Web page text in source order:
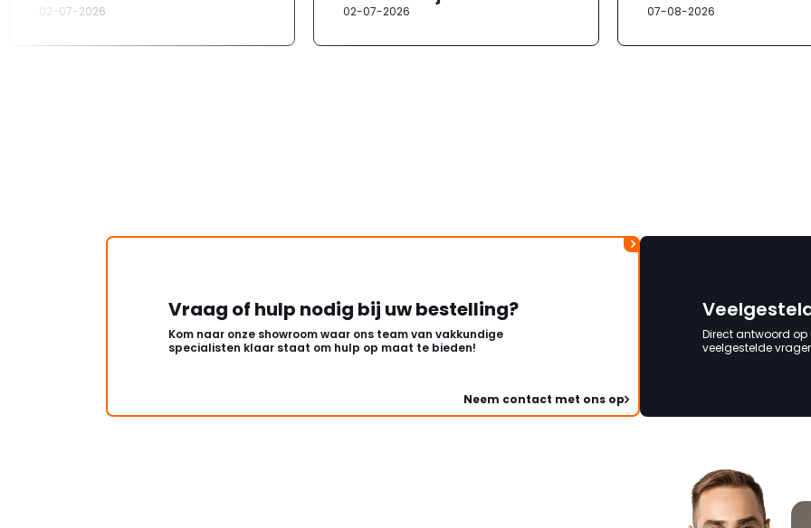
02-07-2026 02-07-2026 07-08-2026
Vraag of hulp nodig bij uw bestelling?
Kom naar onze showroom waar ons team van vakkundige
specialisten klaar staat om hulp op maat te bieden!
Neem contact met ons op
Direct antwoord op
veelgestelde